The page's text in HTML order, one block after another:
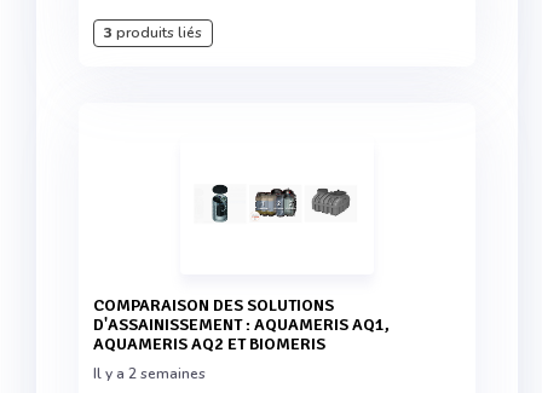
3 produits liés
COMPARAISON DES SOLUTIONS
D'ASSAINISSEMENT : AQUAMERIS AQ1,
AQUAMERIS AQ2 ET BIOMERIS
Il y a 2 semaines